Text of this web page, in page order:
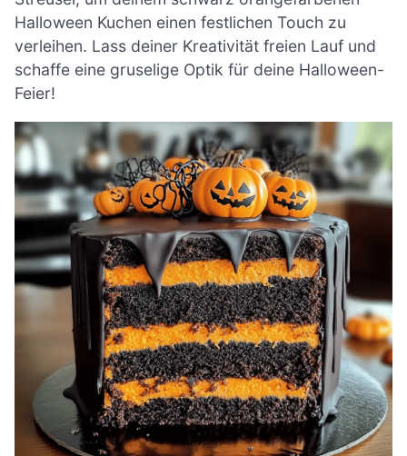
Halloween Kuchen einen festlichen Touch zu
verleihen. Lass deiner Kreativität freien Lauf und
schaffe eine gruselige Optik für deine Halloween-
Feier!